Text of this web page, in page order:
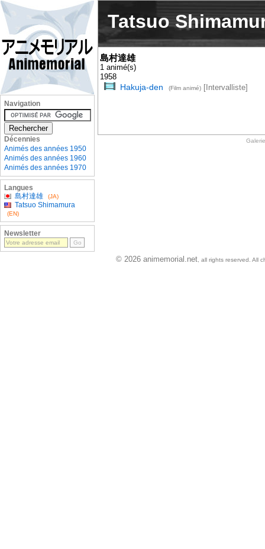
Tatsuo
島村達雄
1 animé(s)
1958
Hakuja-den (Film animé)[Intervalliste]
Galerie
Navigation
Décennies
Animés des années 1950
Animés des années 1960
Animés des années 1970
Langues
島村達雄
(JA)
Tatsuo Shimamura
(EN)
Newsletter
© 2026 animemorial.net , all rights reserved. All